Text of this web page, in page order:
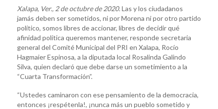
Xalapa, Ver., 2 de octubre de 2020.Las y los ciudadanos
jamás deben ser sometidos, ni por Morena ni por otro partido
político, somos libres de accionar, libres de decidir qué
afinidad política queremos mantener, responde secretaria
general del Comité Municipal del PRI en Xalapa, Rocío
Hagmaier Espinosa, a la diputada local Rosalinda Galindo
Silva, quien declaró que debe darse un sometimiento a la
“Cuarta Transformación”.
“Ustedes caminaron con ese pensamiento de la democracia,
entonces ¡respétenla!, ¡nunca más un pueblo sometido y